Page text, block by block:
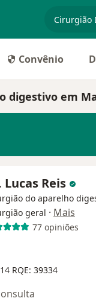
Convênio
digestivo em
Lucas Reis
do aparelho
geral · Mais
77 opiniões
RQE: 39334